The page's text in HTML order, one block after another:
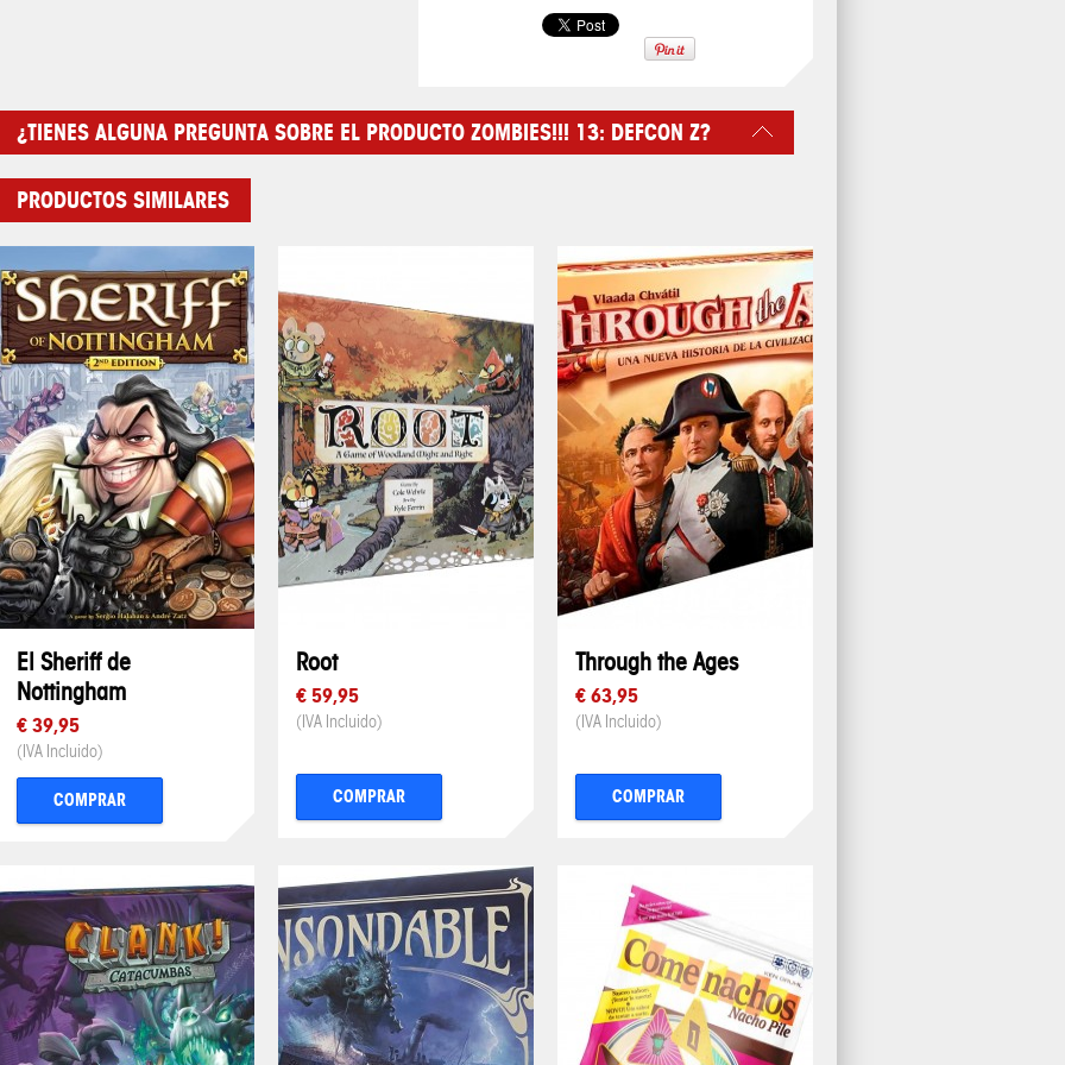
¿TIENES ALGUNA PREGUNTA SOBRE EL PRODUCTO ZOMBIES!!! 13: DEFCON Z?
PRODUCTOS SIMILARES
El Sheriff de
Nottingham
€ 39,95
(IVA Incluido)
COMPRAR
Root
€ 59,95
(IVA Incluido)
COMPRAR
Through the Ages
€ 63,95
(IVA Incluido)
COMPRAR